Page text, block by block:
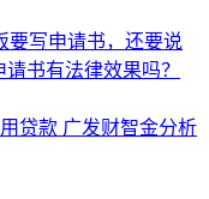
要写申请书，还要说
书有法律效果吗？
贷款 广发财智金分析